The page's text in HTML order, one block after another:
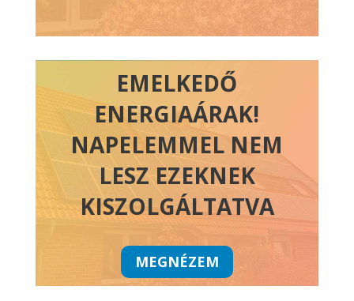
EMELKEDŐ
ENERGIAÁRAK!
NAPELEMMEL NEM
LESZ EZEKNEK
KISZOLGÁLTATVA
MEGNÉZEM